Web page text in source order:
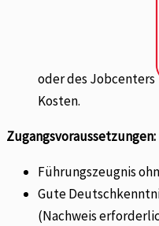
oder des Jobcenters
Kosten.
Zugangsvoraussetzungen:
Führungszeugnis
Gute
(Nachweis